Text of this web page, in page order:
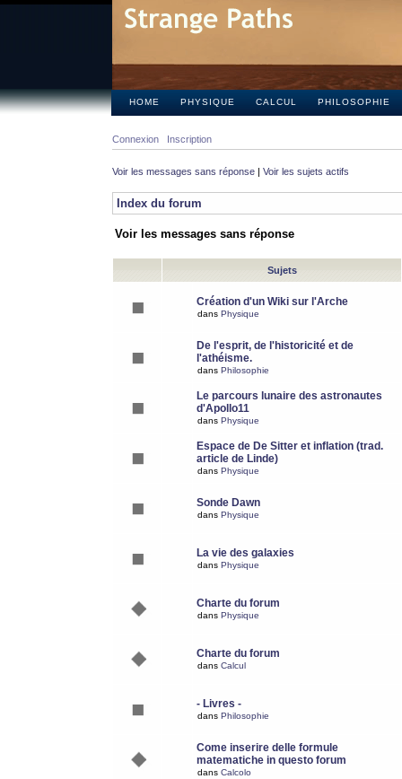
HOME PHYSIQUE CALCUL PHILOSOPHIE
Connexion Inscription
Voir les messages sans réponse | Voir les sujets actifs
Index du forum
Voir les messages sans réponse
Sujets
Création d'un Wiki sur l'Arche
dans Physique
De l'esprit, de l'historicité et de
l'athéisme.
dans Philosophie
Le parcours lunaire des astronautes
d'Apollo11
dans Physique
Espace de De Sitter et inflation (trad.
article de Linde)
dans Physique
Sonde Dawn
dans Physique
La vie des galaxies
dans Physique
Charte du forum
dans Physique
Charte du forum
dans Calcul
- Livres -
dans Philosophie
Come inserire delle formule
matematiche in questo forum
dans Calcolo